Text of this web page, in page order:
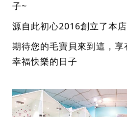
子~
源自此初心2016創立了本店
期待您的毛寶貝來到這，
幸福快樂的日子